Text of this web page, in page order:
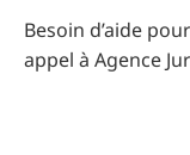
Besoin d’aide
appel à Agence